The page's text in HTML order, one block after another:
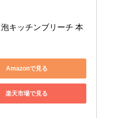
泡キッチンブリーチ 本
Amazonで見る
楽天市場で見る